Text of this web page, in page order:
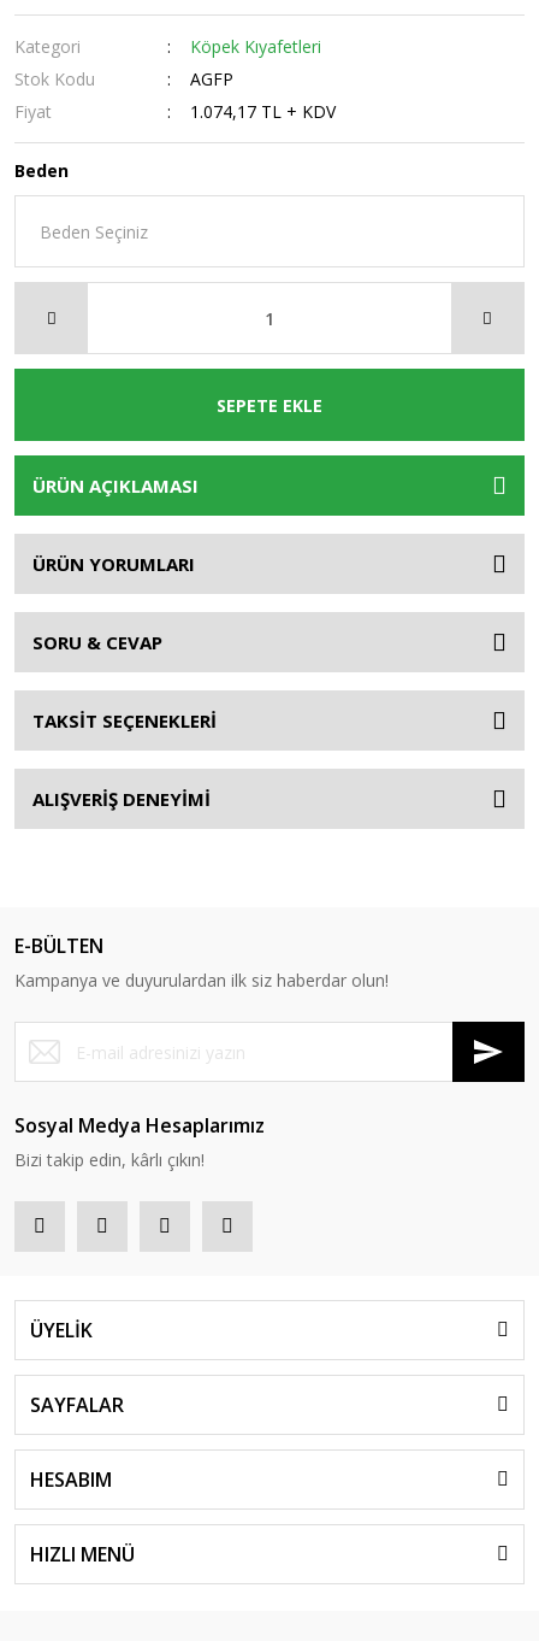
Kategori
Köpek Kıyafetleri
Stok Kodu
AGFP
Fiyat
1.074,17 TL + KDV
Beden
SEPETE EKLE
ÜRÜN AÇIKLAMASI
ÜRÜN YORUMLARI
SORU & CEVAP
TAKSİT SEÇENEKLERİ
ALIŞVERİŞ DENEYİMİ
E-BÜLTEN
Kampanya ve duyurulardan ilk siz haberdar olun!
Sosyal Medya Hesaplarımız
Bizi takip edin, kârlı çıkın!
ÜYELİK
SAYFALAR
HESABIM
HIZLI MENÜ